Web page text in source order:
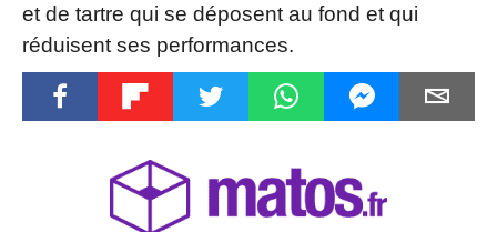
et de tartre qui se déposent au fond et qui
réduisent ses performances.